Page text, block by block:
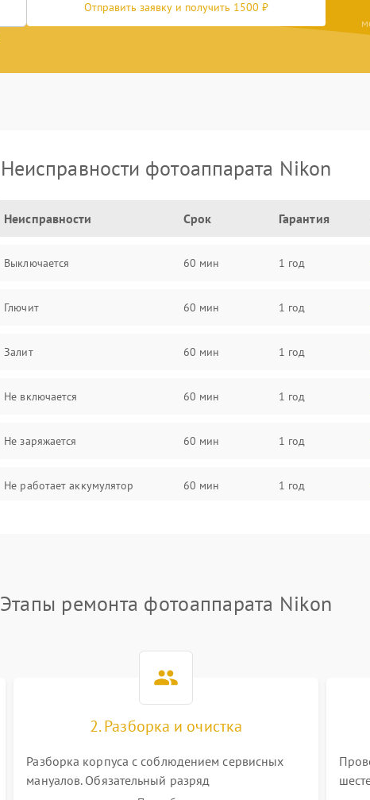
Отправить заявку и получить 1500 ₽
Неисправности фотоаппарата Nikon
Неисправности Срок Гарантия
Выключается 60 мин 1 год
Глючит 60 мин 1 год
Залит 60 мин 1 год
Не включается 60 мин 1 год
Не заряжается 60 мин 1 год
Не работает аккумулятор 60 мин 1 год
Этапы ремонта фотоаппарата Nikon
2. Разборка и очистка
Разборка корпуса с соблюдением сервисных
мануалов. Обязательный разряд